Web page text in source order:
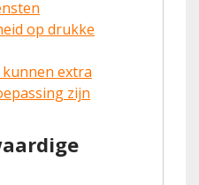
op drukke
extra
zijn